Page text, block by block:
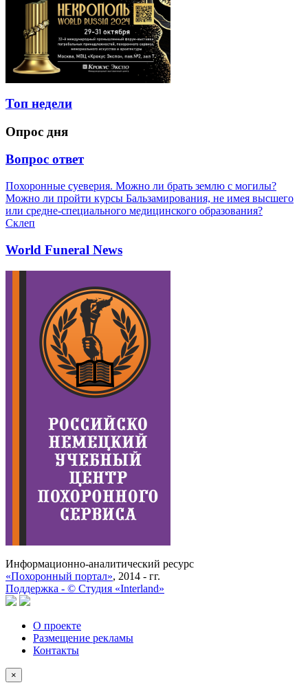
Топ недели
Опрос дня
Вопрос ответ
Похоронные суеверия. Можно ли брать землю с могилы?
Можно ли пройти курсы Бальзамирования, не имея высшего
или средне-специального медицинского образования?
Склеп
World Funeral News
Информационно-аналитический ресурс
«Похоронный портал», 2014 - гг.
Поддержка - © Cтудия «Interland»
О проекте
Размещение рекламы
Контакты
×